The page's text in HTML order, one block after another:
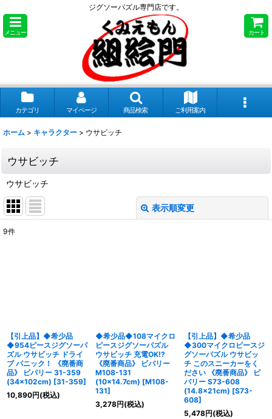
ジグソーパズル専門店です。
メニュー カート
カテゴリ マイページ 商品検索 ご利用案内
ホーム > キャラクター > ウサビッチ
ウサビッチ
ウサビッチ
表示順変更
9件
【引上品】◆希少品
◆954ピースジグソーパ
ズル ウサビッチ ドライ
ブ パニック！ 《廃番商
品》 ビバリー 31-359
(34×102cm) [31-359]
10,890円(税込)
◆希少品◆108マイクロ
ピースジグソーパズル
ウサビッチ 充電OK!?
《廃番商品》 ビバリー
M108-131
(10×14.7cm) [M108-
131]
3,278円(税込)
【引上品】◆希少品
◆300マイクロピースジ
グソーパズル ウサビッ
チ このスニーカーをく
ださい 《廃番商品》 ビ
バリー S73-608
(14.8×21cm) [S73-
608]
5,478円(税込)